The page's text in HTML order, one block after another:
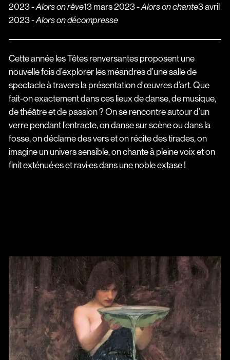
2023 -Alors on rêve13 mars 2023 -Alors on chante3 avril
2023 -Alors on décompresse
Cette année les Têtes renversantes proposent une
nouvelle fois d’explorer les méandres d’une salle de
spectacle à travers la présentation d'œuvres d’art. Que
fait-on exactement dans ces lieux de danse, de musique,
de théâtre et de passion ? On se rencontre autour d’un
verre pendant l’entracte, on danse sur scène ou dans la
fosse, on déclame des vers et on récite des tirades, on
imagine un univers sensible, on chante à pleine voix et on
finit exténué·es et ravi·es dans une noble extase !